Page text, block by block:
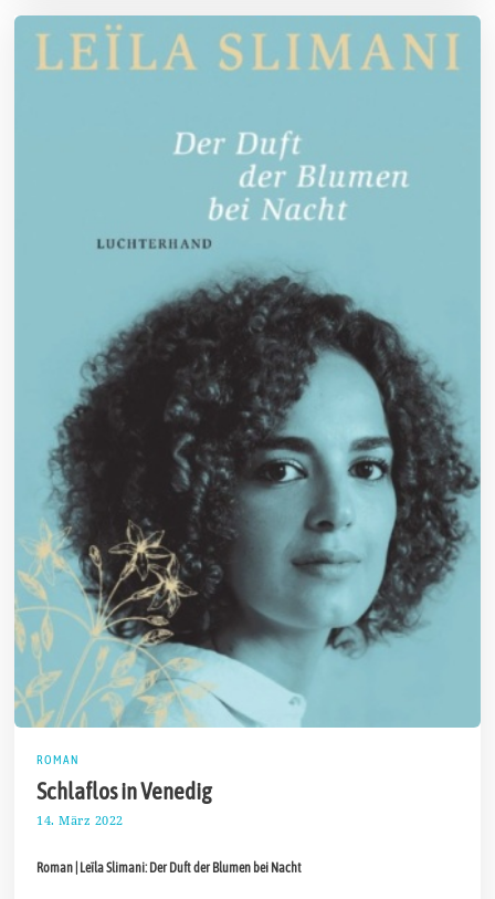
ROMAN
Schlaflos in Venedig
14. März 2022
M
Roman | Leïla Slimani: Der Duft der Blumen bei Nacht